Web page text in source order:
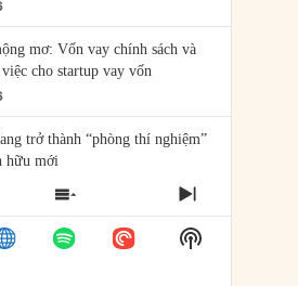
mơ: Vốn vay chính sách và
cho startup vay vốn
trở thành “phòng thí nghiệm”
hữu mới
Quốc phủ nhận cuộc gặp với
Nhật Bản?
SHOW
EPISODES
LIST
NEXT
EPISODE
Show
Podcast